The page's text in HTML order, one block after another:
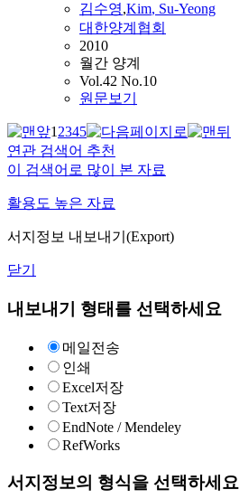
김수영,Kim, Su-Yeong
대한양계협회
2010
월간 양계
Vol.42 No.10
원문보기
12345
연관 검색어 추천
이 검색어로 많이 본 자료
활용도 높은 자료
서지정보 내보내기(Export)
닫기
내보내기 형태를 선택하세요
메일전송
인쇄
Excel저장
Text저장
EndNote / Mendeley
RefWorks
서지정보의 형식을 선택하세요